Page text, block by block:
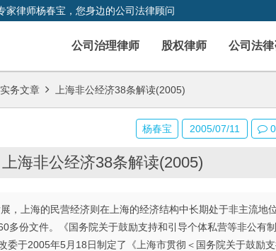
家律师杨春宝，您身边的公司法律顾问
公司治理律师 股权律师 公司法
务文章 上海非公经济38条解读(2005)
上海非公经济38条解读(2005)
，上海的民营经济则在上海的经济结构中长期处于非主流地
多份文件。《国务院关于鼓励支持和引导个体私营等非公有
委于2005年5月18日制定了《上海市贯彻＜国务院关于鼓励
杨春宝 2005/07/11 0